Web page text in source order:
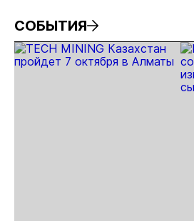
Красноярске
Группа
«ЭВОБЛАСТ»
СОБЫТИЯ